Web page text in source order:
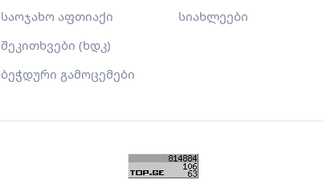
საოჯახო აფთიაქი
შეკითხვები (ხდკ)
ბეჭდური გამოცემები
სიახლეები